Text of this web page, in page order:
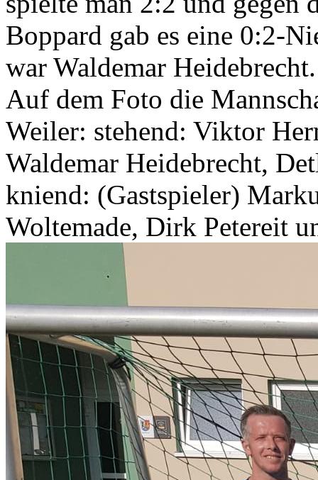
Boppard gab es eine 0:2-
war Waldemar Heidebrecht.
Auf dem Foto die
Weiler: stehend: Viktor
Waldemar Heidebrecht,
kniend: (Gastspieler)
Woltemade, Dirk Petereit